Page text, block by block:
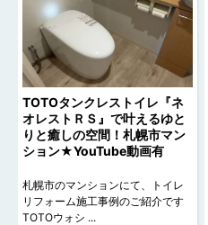
TOTOタンクレストイレ『ネ
オレストＲＳ』で叶えるゆと
りと癒しの空間！札幌市マン
ション★YouTube動画有
札幌市のマンションにて、トイレ
リフォーム施工事例のご紹介です
TOTOウォシ ...